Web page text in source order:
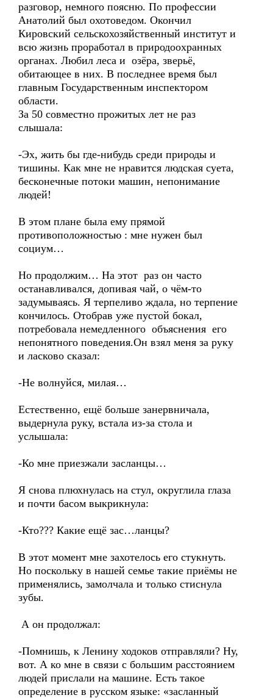
разговор, немного поясню. По профессии
Анатолий был охотоведом. Окончил
Кировский сельскохозяйственный институт и
всю жизнь проработал в природоохранных
органах. Любил леса и озёра, зверьё,
обитающее в них. В последнее время был
главным Государственным инспектором
области.
За 50 совместно прожитых лет не раз
слышала:
-Эх, жить бы где-нибудь среди природы и
тишины. Как мне не нравится людская суета,
бесконечные потоки машин, непонимание
людей!
В этом плане была ему прямой
противоположностью : мне нужен был
социум…
Но продолжим… На этот раз он часто
останавливался, допивая чай, о чём-то
задумываясь. Я терпеливо ждала, но терпение
кончилось. Отобрав уже пустой бокал,
потребовала немедленного объяснения его
непонятного поведения.Он взял меня за руку
и ласково сказал:
-Не волнуйся, милая…
Естественно, ещё больше занервничала,
выдернула руку, встала из-за стола и
услышала:
-Ко мне приезжали засланцы…
Я снова плюхнулась на стул, округлила глаза
и почти басом выкрикнула:
-Кто??? Какие ещё зас…ланцы?
В этот момент мне захотелось его стукнуть.
Но поскольку в нашей семье такие приёмы не
применялись, замолчала и только стиснула
зубы.
А он продолжал:
-Помнишь, к Ленину ходоков отправляли? Ну,
вот. А ко мне в связи с большим расстоянием
людей прислали на машине. Есть такое
определение в русском языке: «засланный